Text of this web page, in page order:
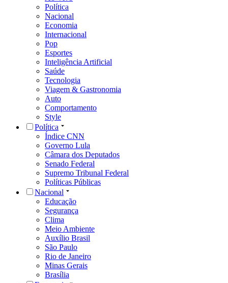
Política
Nacional
Economia
Internacional
Pop
Esportes
Inteligência Artificial
Saúde
Tecnologia
Viagem & Gastronomia
Auto
Comportamento
Style
Política
Índice CNN
Governo Lula
Câmara dos Deputados
Senado Federal
Supremo Tribunal Federal
Políticas Públicas
Nacional
Educação
Segurança
Clima
Meio Ambiente
Auxílio Brasil
São Paulo
Rio de Janeiro
Minas Gerais
Brasília